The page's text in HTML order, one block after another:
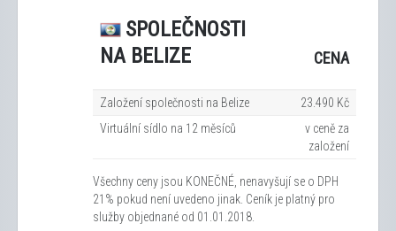
SPOLEČNOSTI
NA BELIZE
CENA
Založení společnosti na Belize
23.490 Kč
Virtuální sídlo na 12 měsíců
v ceně za
založení
Všechny ceny jsou KONEČNÉ, nenavyšují se o DPH
21% pokud není uvedeno jinak. Ceník je platný pro
služby objednané od 01.01.2018.